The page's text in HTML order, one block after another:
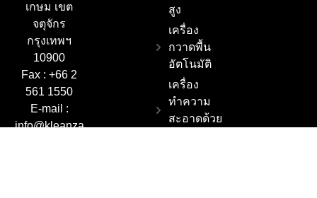
เกษม เขต
จตุจักร
กรุงเทพฯ
10900
Fax : +66 2
561 1550
E-mail :
info@kleanza
สูง
เครื่อง
กวาดพื้น
อัตโนมัติ
เครื่อง
ทำความ
สะอาดด้วย